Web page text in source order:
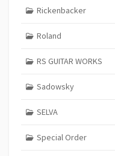
Rickenbacker
Roland
RS GUITAR WORKS
Sadowsky
SELVA
Special Order